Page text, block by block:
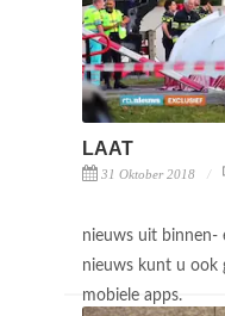
LAAT
31 Oktober 2018
nieuws uit binnen-
nieuws kunt u ook
mobiele apps.